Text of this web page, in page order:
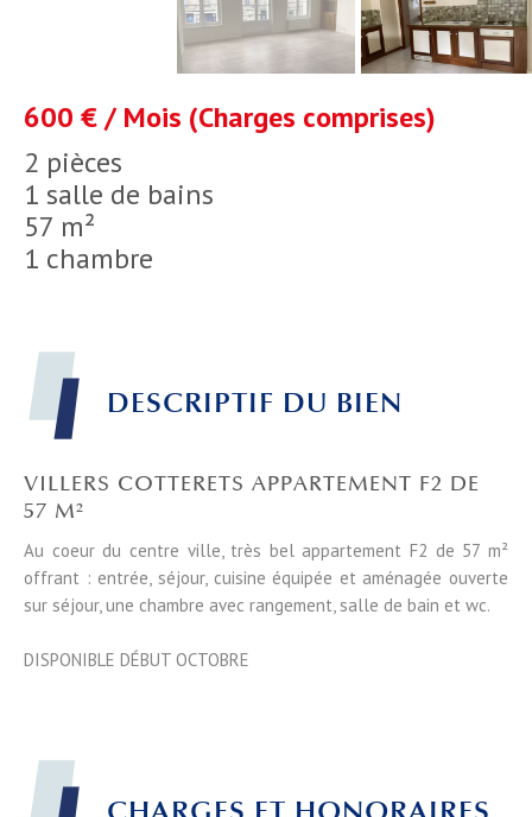
2 pièces
1 salle de bains
57 m²
1 chambre
600 € / Mois (Charges comprises)
DESCRIPTIF DU BIEN
VILLERS COTTERETS APPARTEMENT F2 DE
57 M²
Au coeur du centre ville, très bel appartement F2 de 57 m²
offrant : entrée, séjour, cuisine équipée et aménagée ouverte
sur séjour, une chambre avec rangement, salle de bain et wc.
DISPONIBLE DÉBUT OCTOBRE